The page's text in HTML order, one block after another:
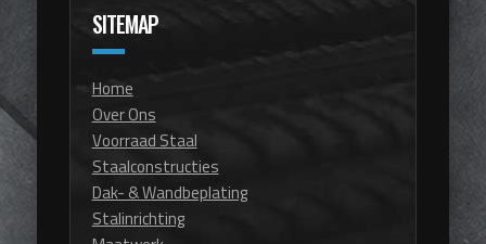
SITEMAP
Home
Over Ons
Voorraad Staal
Staalconstructies
Dak- & Wandbeplating
Stalinrichting